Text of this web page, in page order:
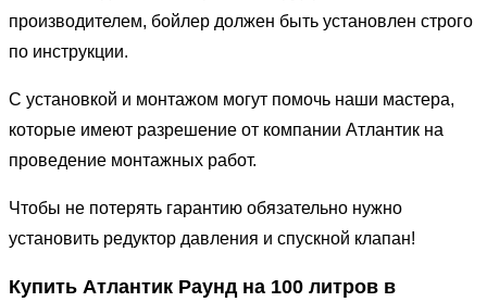
производителем, бойлер должен быть установлен строго
по инструкции.
С установкой и монтажом могут помочь наши мастера,
которые имеют разрешение от компании Атлантик на
проведение монтажных работ.
Чтобы не потерять гарантию обязательно нужно
установить редуктор давления и спускной клапан!
Купить Атлантик Раунд на 100 литров в